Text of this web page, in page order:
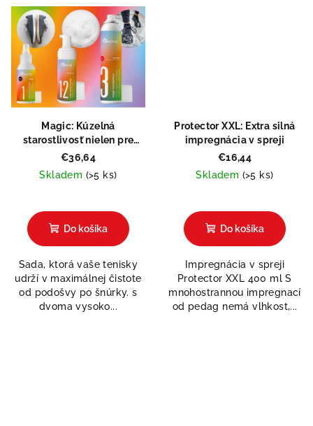
Magic: Kúzelná
starostlivosť nielen pre
tenisky
€36,64
Skladem (>5 ks)
Do košíka
Sada, ktorá vaše tenisky
udrží v maximálnej čistote
od podošvy po šnúrky. s
dvoma vysoko...
Protector XXL: Extra silná
impregnácia v spreji
€16,44
Skladem (>5 ks)
hodnotenie
produktu
z
5
hviezdičiek.
Do košíka
Impregnácia v spreji
Protector XXL 400 ml S
mnohostrannou impregnací
od pedag nemá vlhkost,...